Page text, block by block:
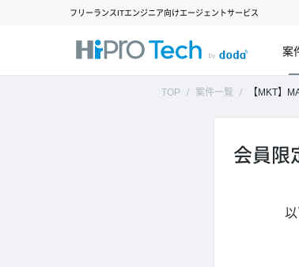
フリーランスITエンジニア向けエージェントサービス
案
TOP 案件一覧 【MKT】
会員限